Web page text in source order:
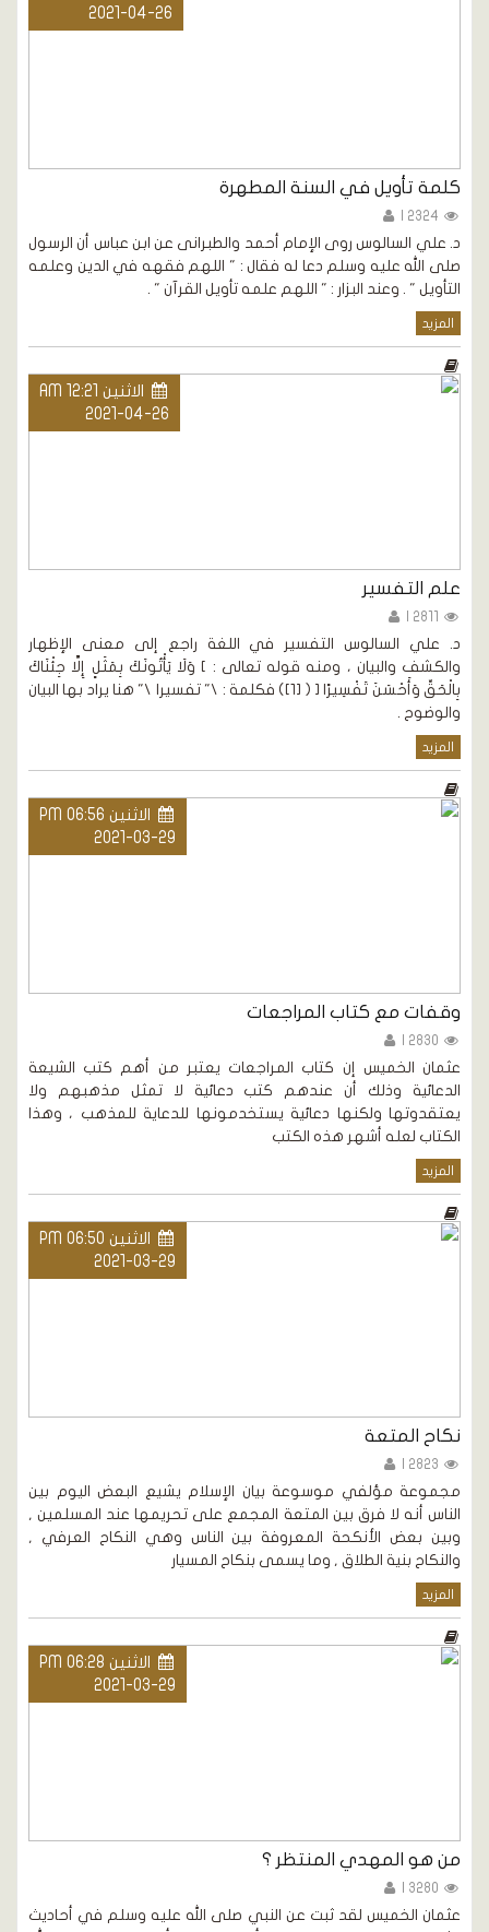
2021-04-26
كلمة تأويل في السنة المطهرة
د. علي السالوس روى الإمام أحمد والطبرانى عن ابن عباس أن الرسول
صلى الله عليه وسلم دعا له فقال : " اللهم فقهه في الدين وعلمه
التأويل " . وعند البزار : " اللهم علمه تأويل القرآن " .
المزيد
الاثنين AM 12:21
2021-04-26
علم التفسير
د. علي السالوس التفسير في اللغة راجع إلى معنى الإظهار
والكشف والبيان ، ومنه قوله تعالى : ] وَلَا يَأْتُونَكَ بِمَثَلٍ إِلَّا جِئْنَاكَ
بِالْحَقِّ وَأَحْسَنَ تَفْسِيرًا [ ( [1]) فكلمة : \" تفسيرا \" هنا يراد بها البيان
والوضوح .
المزيد
الاثنين PM 06:56
2021-03-29
وقفات مع كتاب المراجعات
عثمان الخميس إن كتاب المراجعات يعتبر من أهم كتب الشيعة
الدعائية وذلك أن عندهم كتب دعائية لا تمثل مذهبهم ولا
يعتقدوتها ولكنها دعائية يستخدمونها للدعاية للمذهب ، وهذا
الكتاب لعله أشهر هذه الكتب
المزيد
الاثنين PM 06:50
2021-03-29
نكاح المتعة
مجموعة مؤلفي موسوعة بيان الإسلام يشيع البعض اليوم بين
الناس أنه لا فرق بين المتعة المجمع على تحريمها عند المسلمين ,
وبين بعض الأنكحة المعروفة بين الناس وهي النكاح العرفي ,
والنكاح بنية الطلاق , وما يسمى بنكاح المسيار
المزيد
الاثنين PM 06:28
2021-03-29
من هو المهدي المنتظر ؟
عثمان الخميس لقد ثبت عن النبي صلى الله عليه وسلم في أحاديث